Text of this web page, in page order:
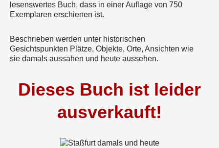
lesenswertes Buch, dass in einer Auflage von 750
Exemplaren erschienen ist.
Beschrieben werden unter historischen
Gesichtspunkten Plätze, Objekte, Orte, Ansichten wie
sie damals aussahen und heute aussehen.
Dieses Buch ist leider
ausverkauft!